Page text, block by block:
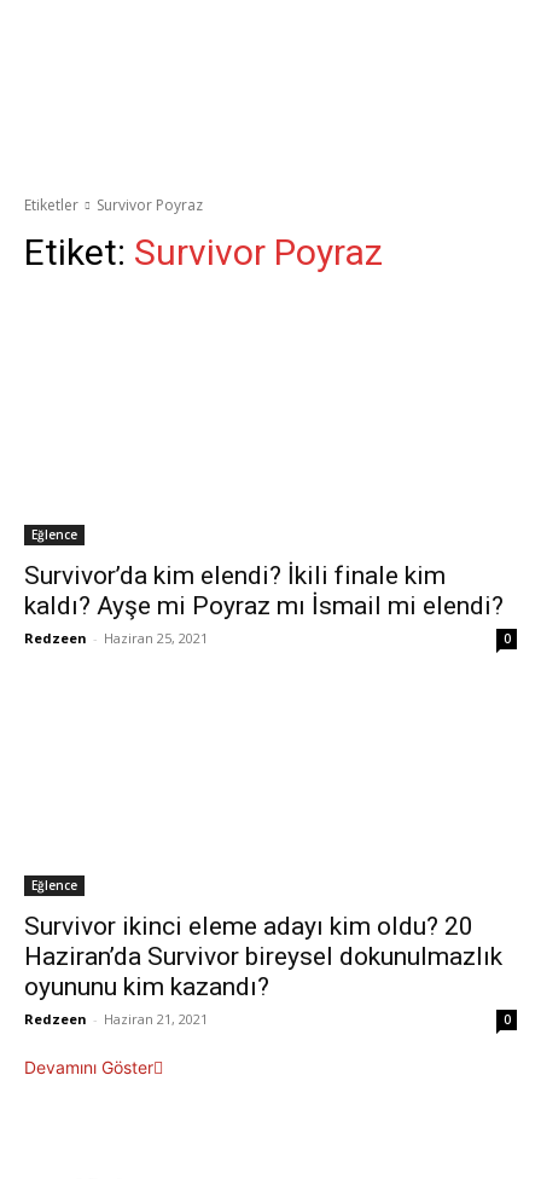
Etiketler Survivor Poyraz
Etiket: Survivor Poyraz
Eğlence
Survivor’da kim elendi? İkili finale kim
kaldı? Ayşe mi Poyraz mı İsmail mi elendi?
Redzeen - Haziran 25, 2021 0
Eğlence
Survivor ikinci eleme adayı kim oldu? 20
Haziran’da Survivor bireysel dokunulmazlık
oyununu kim kazandı?
Redzeen - Haziran 21, 2021 0
Devamını Göster